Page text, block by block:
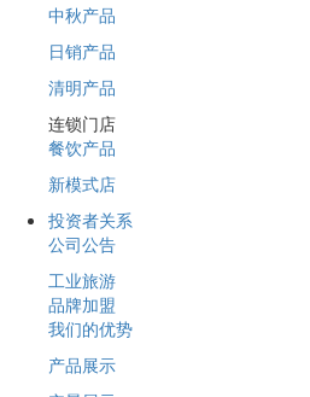
中秋产品
日销产品
清明产品
连锁门店
餐饮产品
新模式店
投资者关系
公司公告
工业旅游
品牌加盟
我们的优势
产品展示